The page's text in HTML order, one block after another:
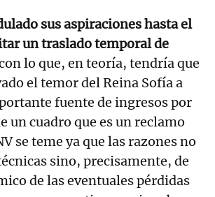
sus aspiraciones hasta el
un traslado temporal de
lo que, en teoría, tendría que
el temor del Reina Sofía a
fuente de ingresos por
un cuadro que es un reclamo
se teme ya que las razones no
sino, precisamente, de
de las eventuales pérdidas